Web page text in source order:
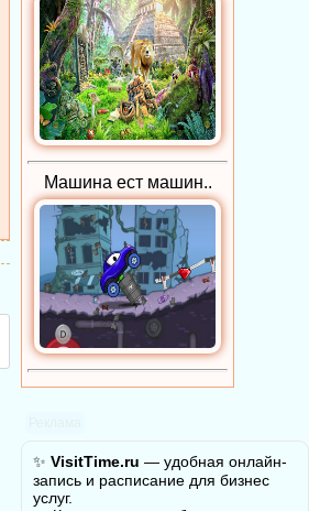
Машина ест машин..
✨ VisitTime.ru — удобная онлайн-
запись и расписание для бизнес
услуг.